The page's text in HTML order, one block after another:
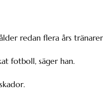
redan flera års
fotboll, säger han.